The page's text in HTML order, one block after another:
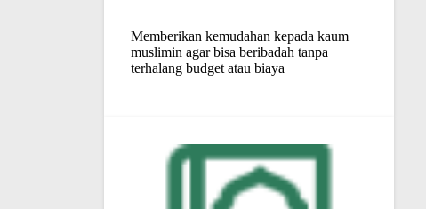
Memberikan kemudahan kepada kaum
muslimin agar bisa beribadah tanpa
terhalang budget atau biaya